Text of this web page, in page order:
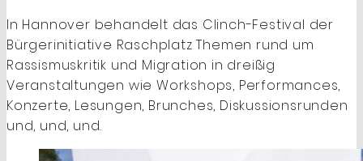
In Hannover behandelt das Clinch-Festival der
Bürgerinitiative Raschplatz Themen rund um
Rassismuskritik und Migration in dreißig
Veranstaltungen wie Workshops, Performances,
Konzerte, Lesungen, Brunches, Diskussionsrunden
und, und, und.